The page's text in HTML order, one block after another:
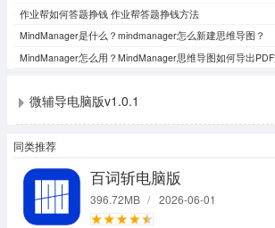
作业帮如何答题挣钱 作业帮答题挣钱方法
MindManager是什么？mindmanager怎么新建思维导图？
MindManager怎么用？MindManager思维导图如何导出PDF
微辅导电脑版v1.0.1
同类推荐
百词斩电脑版
396.72MB / 2026-06-01